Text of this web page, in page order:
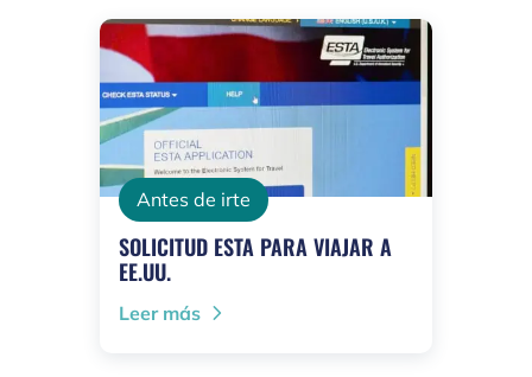
Antes de irte
SOLICITUD ESTA PARA VIAJAR A
EE.UU.
Leer más